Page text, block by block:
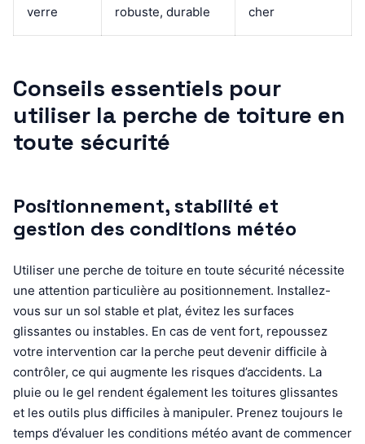
verre
robuste, durable
cher
Conseils essentiels pour
utiliser la perche de toiture en
toute sécurité
Positionnement, stabilité et
gestion des conditions météo
Utiliser une perche de toiture en toute sécurité nécessite
une attention particulière au positionnement. Installez-
vous sur un sol stable et plat, évitez les surfaces
glissantes ou instables. En cas de vent fort, repoussez
votre intervention car la perche peut devenir difficile à
contrôler, ce qui augmente les risques d’accidents. La
pluie ou le gel rendent également les toitures glissantes
et les outils plus difficiles à manipuler. Prenez toujours le
temps d’évaluer les conditions météo avant de commencer